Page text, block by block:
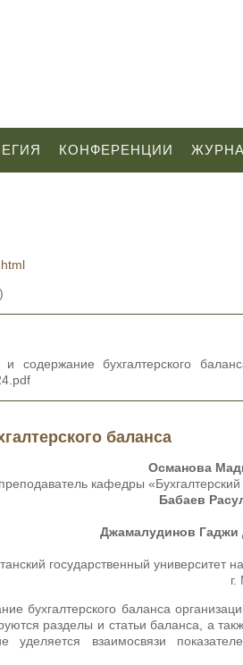
КОНФЕРЕНЦИИ
)
бухгалтерского
баланса
Османова
кафедры «Бухгалтерский
Бабаев
Джамалудинов
государственный университет
бухгалтерского баланса
разделы и статьи баланса, а
уделяется взаимосвязи